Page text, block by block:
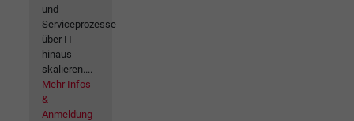
und
Serviceprozesse
über IT
hinaus
skalieren....
Mehr Infos
&
Anmeldung